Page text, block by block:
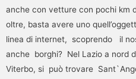
anche con vetture con pochi km
oltre, basta avere uno
linea di internet, scoprendo il
anche borghi? Nel Lazio a nord
Viterbo, si può trovare